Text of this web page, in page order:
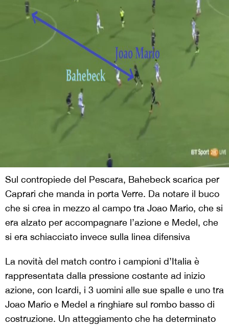
Sul contropiede del Pescara, Bahebeck scarica per
Caprari che manda in porta Verre. Da notare il buco
che si crea in mezzo al campo tra Joao Mario, che si
era alzato per accompagnare l’azione e Medel, che
si era schiacciato invece sulla linea difensiva
La novità del match contro i campioni d’Italia è
rappresentata dalla pressione costante ad inizio
azione, con Icardi, i 3 uomini alle sue spalle e uno tra
Joao Mario e Medel a ringhiare sul rombo basso di
costruzione. Un atteggiamento che ha determinato